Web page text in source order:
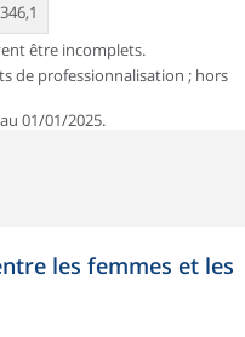
être incomplets.
de professionnalisation ; hors
01/01/2025.
les femmes et les